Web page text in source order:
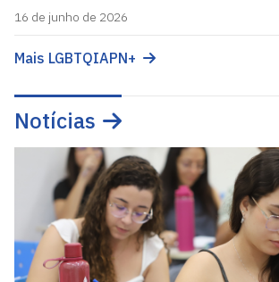
16 de junho de 2026
Mais LGBTQIAPN+
Notícias